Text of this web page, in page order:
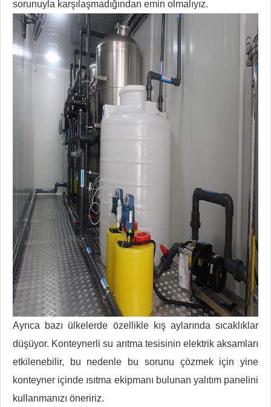
sorunuyla karşılaşmadığından emin olmalıyız.
Ayrıca bazı ülkelerde özellikle kış aylarında sıcaklıklar
düşüyor. Konteynerli su arıtma tesisinin elektrik aksamları
etkilenebilir, bu nedenle bu sorunu çözmek için yine
konteyner içinde ısıtma ekipmanı bulunan yalıtım panelini
kullanmanızı öneririz.